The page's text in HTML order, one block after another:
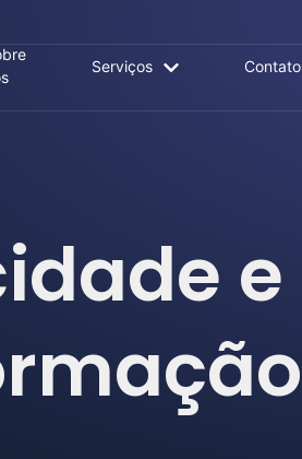
Serviços Contato
e